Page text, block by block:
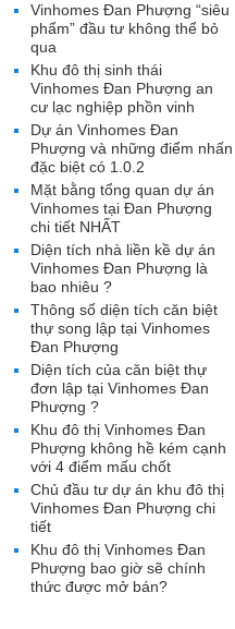
Vinhomes Đan Phượng “siêu
phẩm” đầu tư không thể bỏ
qua
Khu đô thị sinh thái
Vinhomes Đan Phượng an
cư lạc nghiệp phồn vinh
Dự án Vinhomes Đan
Phượng và những điểm nhấn
đặc biệt có 1.0.2
Mặt bằng tổng quan dự án
Vinhomes tại Đan Phượng
chi tiết NHẤT
Diện tích nhà liền kề dự án
Vinhomes Đan Phượng là
bao nhiêu ?
Thông số diện tích căn biệt
thự song lập tại Vinhomes
Đan Phượng
Diện tích của căn biệt thự
đơn lập tại Vinhomes Đan
Phượng ?
Khu đô thị Vinhomes Đan
Phượng không hề kém cạnh
với 4 điểm mấu chốt
Chủ đầu tư dự án khu đô thị
Vinhomes Đan Phượng chi
tiết
Khu đô thị Vinhomes Đan
Phượng bao giờ sẽ chính
thức được mở bán?